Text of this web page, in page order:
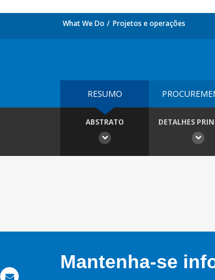
What We Do Projetos e operações
RESUMO
ABSTRATO DETALHES
Mantenha-se